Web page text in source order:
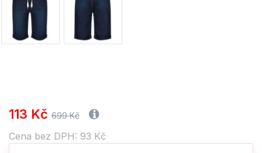
113 Kč 699 Kč
Cena bez DPH: 93 Kč